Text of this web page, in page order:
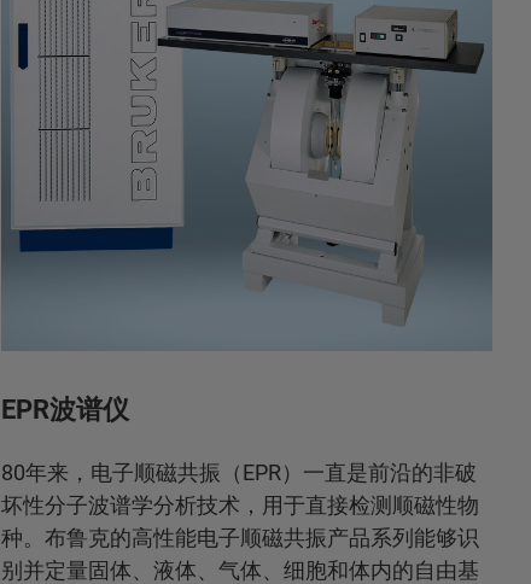
EPR波谱仪
80年来，电子顺磁共振（EPR）一直是前沿的非破
坏性分子波谱学分析技术，用于直接检测顺磁性物
种。布鲁克的高性能电子顺磁共振产品系列能够识
别并定量固体、液体、气体、细胞和体内的自由基